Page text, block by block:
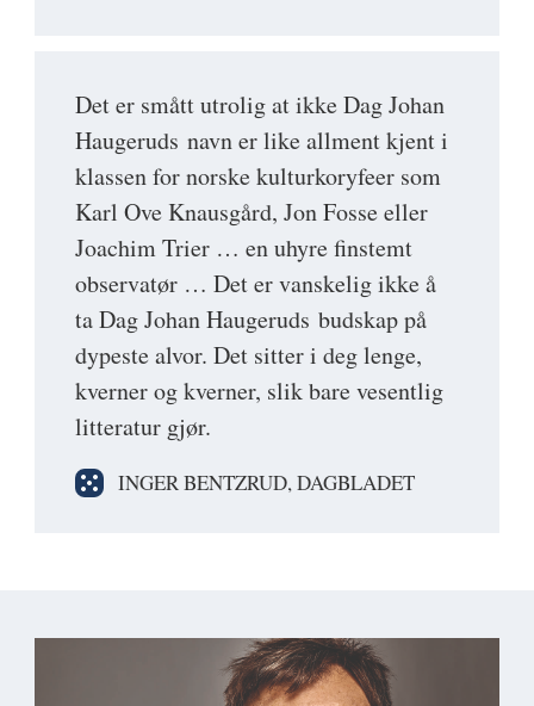
Det er smått utrolig at ikke Dag Johan
Haugeruds navn er like allment kjent i
klassen for norske kulturkoryfeer som
Karl Ove Knausgård, Jon Fosse eller
Joachim Trier … en uhyre finstemt
observatør … Det er vanskelig ikke å
ta Dag Johan Haugeruds budskap på
dypeste alvor. Det sitter i deg lenge,
kverner og kverner, slik bare vesentlig
litteratur gjør.
INGER BENTZRUD, DAGBLADET